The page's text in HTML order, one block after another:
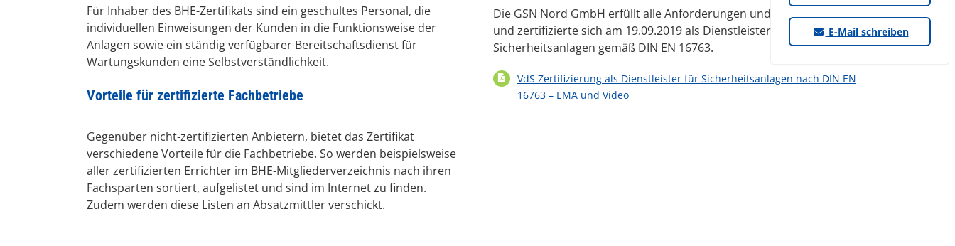
Für Inhaber des BHE-Zertifikats sind ein geschultes Personal, die
individuellen Einweisungen der Kunden in die Funktionsweise der
Anlagen sowie ein ständig verfügbarer Bereitschaftsdienst für
Wartungskunden eine Selbstverständlichkeit.
Vorteile für zertifizierte Fachbetriebe
Gegenüber nicht-zertifizierten Anbietern, bietet das Zertifikat
verschiedene Vorteile für die Fachbetriebe. So werden beispielsweise
aller zertifizierten Errichter im BHE-Mitgliederverzeichnis nach ihren
Fachsparten sortiert, aufgelistet und sind im Internet zu finden.
Zudem werden diese Listen an Absatzmittler verschickt.
Die GSN Nord GmbH erfüllt alle Anforderungen und Voraussetzungen
und zertifizierte sich am 19.09.2019 als Dienstleister für
Sicherheitsanlagen gemäß DIN EN 16763.
VdS Zertifizierung als Dienstleister für Sicherheitsanlagen nach DIN EN
16763 – EMA und Video
E-Mail schreiben